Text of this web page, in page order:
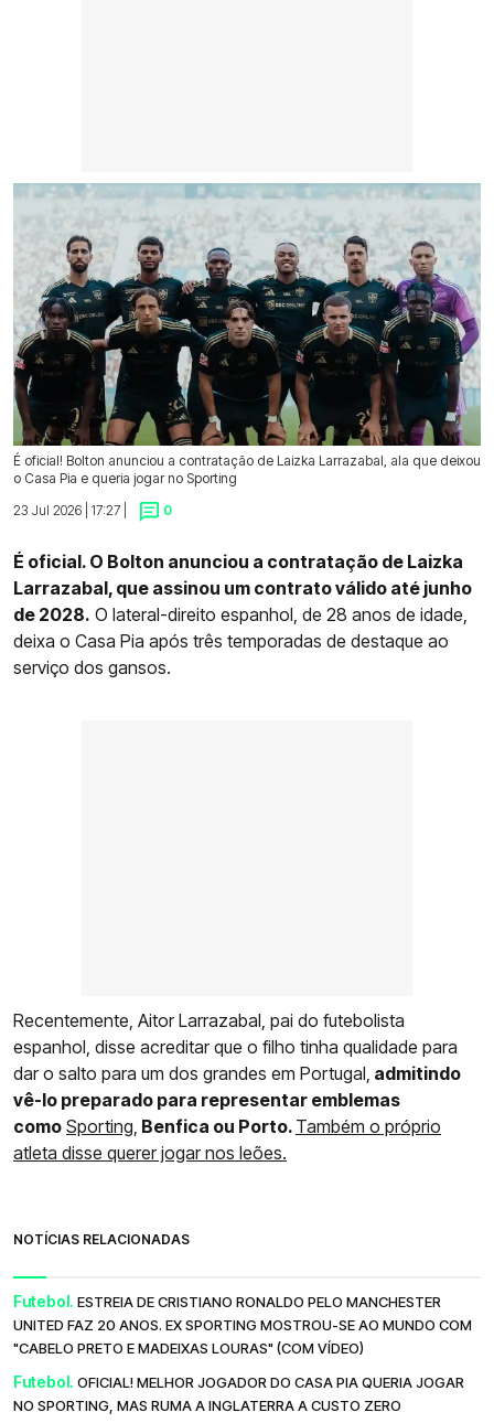
É oficial! Bolton anunciou a contratação de Laizka Larrazabal, ala que deixou
o Casa Pia e queria jogar no Sporting
23 Jul 2026 | 17:27 |
0
É oficial. O Bolton anunciou a contratação de Laizka
Larrazabal, que assinou um contrato válido até junho
de 2028. O lateral-direito espanhol, de 28 anos de idade,
deixa o Casa Pia após três temporadas de destaque ao
serviço dos gansos.
Recentemente, Aitor Larrazabal, pai do futebolista
espanhol, disse acreditar que o filho tinha qualidade para
dar o salto para um dos grandes em Portugal, admitindo
vê-lo preparado para representar emblemas
como Sporting, Benfica ou Porto. Também o próprio
atleta disse querer jogar nos leões.
NOTÍCIAS RELACIONADAS
Futebol. ESTREIA DE CRISTIANO RONALDO PELO MANCHESTER
UNITED FAZ 20 ANOS. EX SPORTING MOSTROU-SE AO MUNDO COM
"CABELO PRETO E MADEIXAS LOURAS" (COM VÍDEO)
Futebol. OFICIAL! MELHOR JOGADOR DO CASA PIA QUERIA JOGAR
NO SPORTING, MAS RUMA A INGLATERRA A CUSTO ZERO